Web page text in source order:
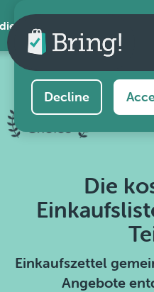
AppThis website uses
best experience on our
Decline
Die
Einkaufszettel
Angebote